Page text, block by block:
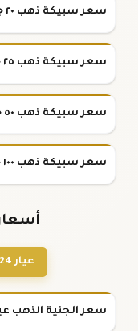
سعر سبيكة ذهب ٢٠ جرام عيار ٢٤
سعر سبيكة ذهب ٢٥ جرام عيار ٢٤
سعر سبيكة ذهب ٥٠ جرام عيار ٢٤
سعر سبيكة ذهب ١٠٠ جرام عيار ٢٤
عيار 24
سعر الجنية الذهب عيار